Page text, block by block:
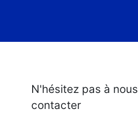
N'hésitez pas à nous
contacter